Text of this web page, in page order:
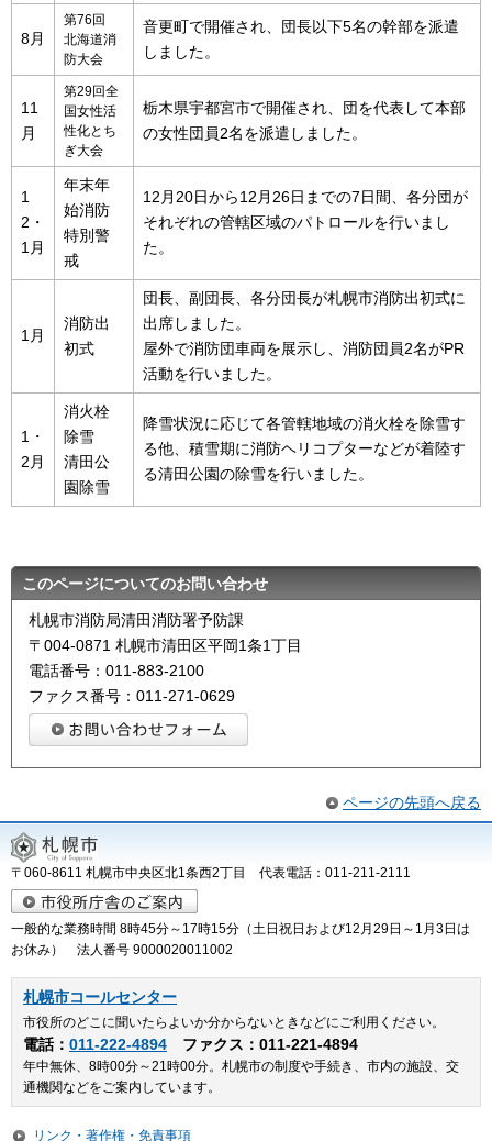
8月
第76回
北海道消
防大会
音更町で開催され、団長以下5名の幹部を派遣
しました。
11
月
第29回全
国女性活
性化とち
ぎ大会
栃木県宇都宮市で開催され、団を代表して本部
の女性団員2名を派遣しました。
1
2・
1月
年末年
始消防
特別警
戒
12月20日から12月26日までの7日間、各分団が
それぞれの管轄区域のパトロールを行いまし
た。
1月
消防出
初式
団長、副団長、各分団長が札幌市消防出初式に
出席しました。
屋外で消防団車両を展示し、消防団員2名がPR
活動を行いました。
1・
2月
消火栓
除雪
清田公
園除雪
降雪状況に応じて各管轄地域の消火栓を除雪す
る他、積雪期に消防ヘリコプターなどが着陸す
る清田公園の除雪を行いました。
このページについてのお問い合わせ
札幌市消防局清田消防署予防課
〒004-0871 札幌市清田区平岡1条1丁目
電話番号：011-883-2100
ファクス番号：011-271-0629
ページの先頭へ戻る
〒060-8611 札幌市中央区北1条西2丁目 代表電話：011-211-2111
一般的な業務時間 8時45分～17時15分（土日祝日および12月29日～1月3日は
お休み） 法人番号 9000020011002
札幌市コールセンター
市役所のどこに聞いたらよいか分からないときなどにご利用ください。
電話： 011-222-4894 ファクス：011-221-4894
年中無休、8時00分～21時00分。札幌市の制度や手続き、市内の施設、交
通機関などをご案内しています。
リンク・著作権・免責事項